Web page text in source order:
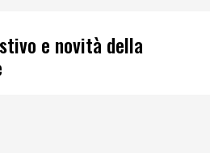
e novità della